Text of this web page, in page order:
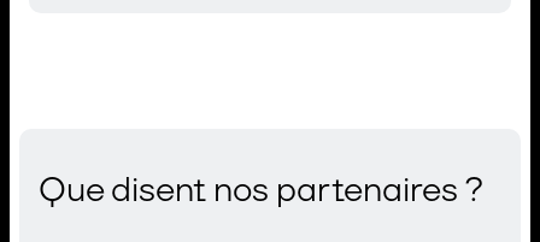
Que disent nos partenaires ?